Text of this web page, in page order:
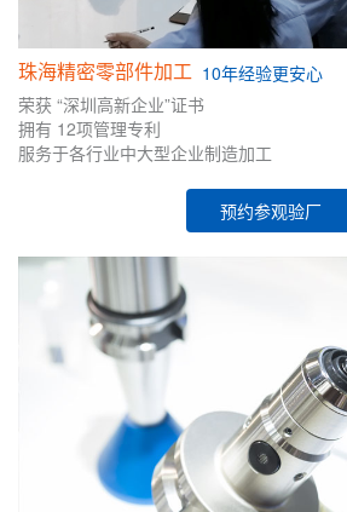
珠海精密零部件加工 10年经验更安心
荣获 “深圳高新企业”证书
拥有 12项管理专利
服务于各行业中大型企业制造加工
预约参观验厂